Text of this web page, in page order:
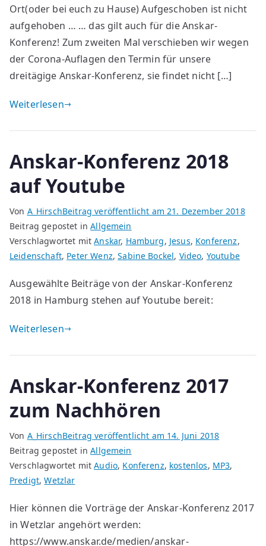
Ort(oder bei euch zu Hause) Aufgeschoben ist nicht
aufgehoben … … das gilt auch für die Anskar-
Konferenz! Zum zweiten Mal verschieben wir wegen
der Corona-Auflagen den Termin für unsere
dreitägige Anskar-Konferenz, sie findet nicht […]
Weiterlesen
Anskar-Konferenz 2018
auf Youtube
Von A_HirschBeitrag veröffentlicht am21. Dezember 2018
Beitrag gepostet inAllgemein
Verschlagwortet mitAnskar, Hamburg, Jesus, Konferenz,
Leidenschaft, Peter Wenz,Sabine Bockel, Video, Youtube
Ausgewählte Beiträge von der Anskar-Konferenz
2018 in Hamburg stehen auf Youtube bereit:
Weiterlesen
Anskar-Konferenz 2017
zum Nachhören
Von A_HirschBeitrag veröffentlicht am 14. Juni 2018
Beitrag gepostet inAllgemein
Verschlagwortet mitAudio, Konferenz, kostenlos, MP3,
Predigt,Wetzlar
Hier können die Vorträge der Anskar-Konferenz 2017
in Wetzlar angehört werden:
https://www.anskar.de/medien/anskar-